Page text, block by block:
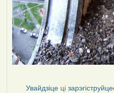
Увайдзіце ці